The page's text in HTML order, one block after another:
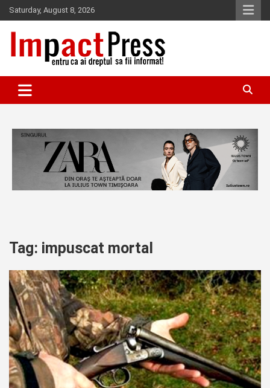
Skip
to
content
Saturday, August 8, 2026
IMPACTPRESS
Tag: impuscat mortal